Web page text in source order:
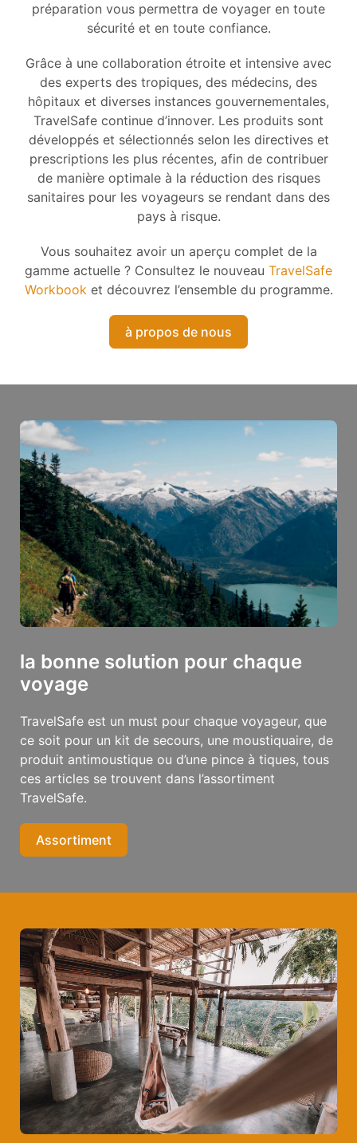
préparation vous permettra de voyager en toute
sécurité et en toute confiance.
Grâce à une collaboration étroite et intensive avec
des experts des tropiques, des médecins, des
hôpitaux et diverses instances gouvernementales,
TravelSafe continue d’innover. Les produits sont
développés et sélectionnés selon les directives et
prescriptions les plus récentes, afin de contribuer
de manière optimale à la réduction des risques
sanitaires pour les voyageurs se rendant dans des
pays à risque.
Vous souhaitez avoir un aperçu complet de la
gamme actuelle ? Consultez le nouveau TravelSafe
Workbooket découvrez l’ensemble du programme.
à propos de nous
la bonne solution pour chaque
voyage
TravelSafe est un must pour chaque voyageur, que
ce soit pour un kit de secours, une moustiquaire, de
produit antimoustique ou d’une pince à tiques, tous
ces articles se trouvent dans l’assortiment
TravelSafe.
Assortiment